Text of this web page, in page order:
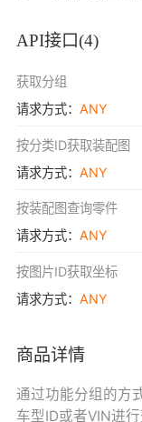
API接口(4)
获取分组
请求方式： ANY
按分类ID获取装配图
请求方式： ANY
按装配图查询零件
请求方式： ANY
按图片ID获取坐标
请求方式： ANY
商品详情
通过功能分组的方
车型ID或者VIN进行